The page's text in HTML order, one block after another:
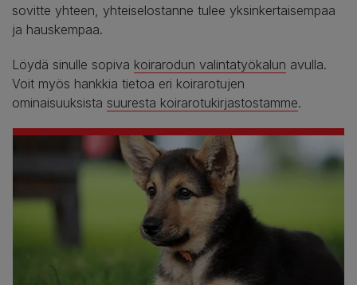
sovitte yhteen, yhteiselostanne tulee yksinkertaisempaa
ja hauskempaa.
Löydä sinulle sopiva koirarodun valintatyökalun avulla.
Voit myös hankkia tietoa eri koirarotujen
ominaisuuksista suuresta koirarotukirjastostamme.